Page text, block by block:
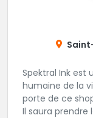
Spektral Ink est
humaine de la
porte de ce
Il saura